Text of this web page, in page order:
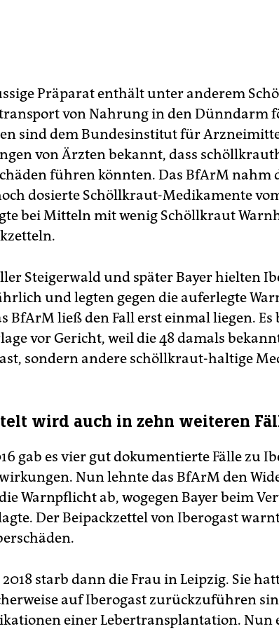
Präparat enthält unter anderem
von Nahrung in den Dünndarm
sind dem Bundesinstitut für
von Ärzten bekannt, dass
führen könnten. Das BfArM nahm
dosierte Schöllkraut-Medikamente
bei Mitteln mit wenig Schöllkraut
Steigerwald und später Bayer hielten
und legten gegen die auferlegte
BfArM ließ den Fall erst einmal liegen.
vor Gericht, weil die 48 damals
sondern andere schöllkraut-haltige
wird auch in zehn weiteren
gab es vier gut dokumentierte Fälle zu
Nun lehnte das BfArM den
Warnpflicht ab, wogegen Bayer beim
Der Beipackzettel von Iberogast
starb dann die Frau in Leipzig. Sie
auf Iberogast zurückzuführen
einer Lebertransplantation. Nun